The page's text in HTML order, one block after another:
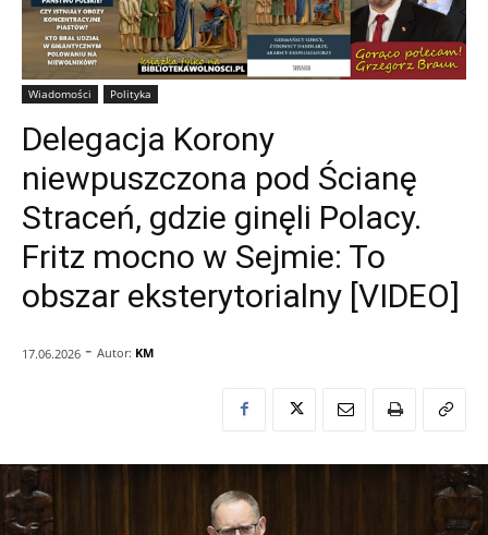
Wiadomości Polityka
Delegacja Korony
niewpuszczona pod Ścianę
Straceń, gdzie ginęli Polacy.
Fritz mocno w Sejmie: To
obszar eksterytorialny [VIDEO]
17.06.2026 - Autor: KM